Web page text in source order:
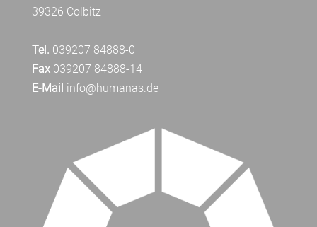
39326 Colbitz
Tel. 039207 84888-0
Fax039207 84888-14
E-Mail info@humanas.de